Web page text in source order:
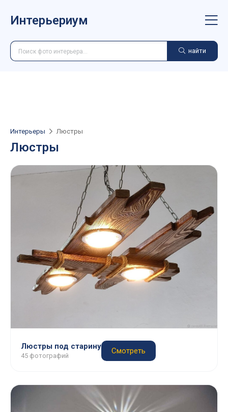
Интерьериум
найти
Интерьеры Люстры
Люстры
Люстры под старину
45 фотографий
Смотреть